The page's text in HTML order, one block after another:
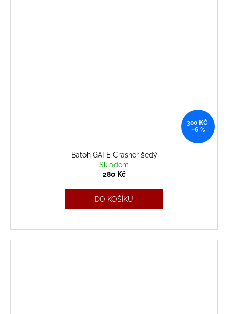
300 KČ
–6 %
Batoh GATE Crasher šedý
Skladem
280 Kč
DO KOŠÍKU